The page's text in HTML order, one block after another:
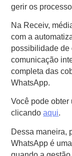
gerir os
Na Receiv,
com a
possibilidade de
comunicação
completa das
WhatsApp.
Você pode obter
clicandoaqui.
Dessa maneira,
WhatsApp é